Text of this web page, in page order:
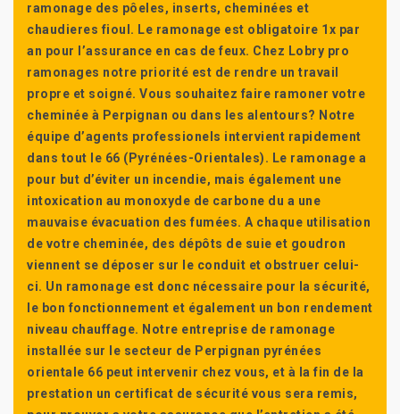
ramonage des pôeles, inserts, cheminées et
chaudieres fioul. Le ramonage est obligatoire 1x par
an pour l’assurance en cas de feux. Chez Lobry pro
ramonages notre priorité est de rendre un travail
propre et soigné. Vous souhaitez faire ramoner votre
cheminée à Perpignan ou dans les alentours? Notre
équipe d’agents professionels intervient rapidement
dans tout le 66 (Pyrénées-Orientales). Le ramonage a
pour but d’éviter un incendie, mais également une
intoxication au monoxyde de carbone du a une
mauvaise évacuation des fumées. A chaque utilisation
de votre cheminée, des dépôts de suie et goudron
viennent se déposer sur le conduit et obstruer celui-
ci. Un ramonage est donc nécessaire pour la sécurité,
le bon fonctionnement et également un bon rendement
niveau chauffage. Notre entreprise de ramonage
installée sur le secteur de Perpignan pyrénées
orientale 66 peut intervenir chez vous, et à la fin de la
prestation un certificat de sécurité vous sera remis,